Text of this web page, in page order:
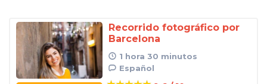
Recorrido fotográfico por
Barcelona
1 hora 30 minutos
Español